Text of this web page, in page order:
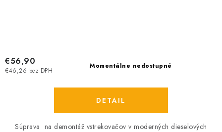
Momentálne nedostupné
€46,26 bez DPH
€56,90
DETAIL
Súprava na demontáž vstrekovačov v moderných dieselových